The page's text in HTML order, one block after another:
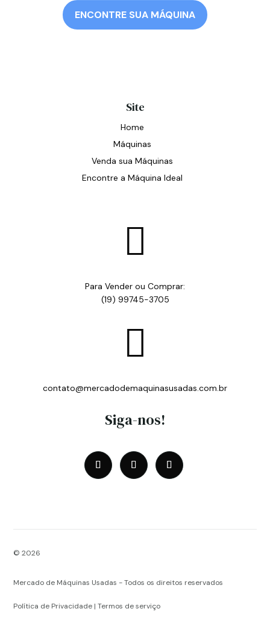
ENCONTRE SUA MÁQUINA
Site
Home
Máquinas
Venda sua Máquinas
Encontre a Máquina Ideal

Para Vender ou Comprar:
(19) 99745-3705

contato@mercadodemaquinasusadas.com.br
Siga-nos!
© 2026
Mercado de Máquinas Usadas - Todos os direitos reservados
Política de Privacidade | Termos de serviço